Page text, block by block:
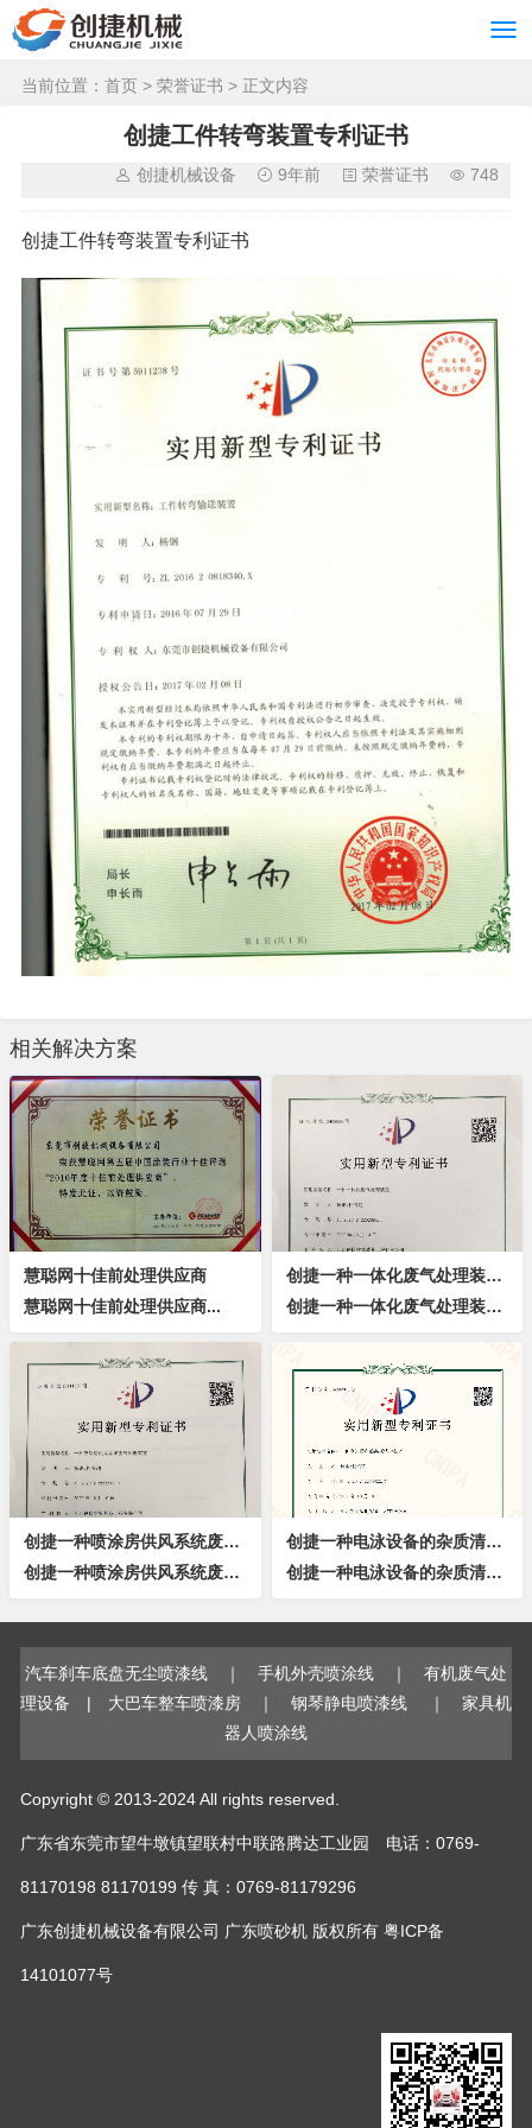
当前位置： 首页 > 荣誉证书 > 正文内容
创捷工件转弯装置专利证书
创捷机械设备 9年前 荣誉证书 748
创捷工件转弯装置专利证书
相关解决方案
慧聪网十佳前处理供应商
慧聪网十佳前处理供应商...
创捷一种一体化废气处理装置专利证书
创捷一种一体化废气处理装置专利证书...
创捷一种喷涂房供风系统废气处理装置专利证书
创捷一种喷涂房供风系统废气处理装置专利证书...
创捷一种电泳设备的杂质清理装置专利证书
创捷一种电泳设备的杂质清理装置专利证书...
汽车刹车底盘无尘喷漆线 ｜ 手机外壳喷涂线 ｜ 有机废气处
理设备 | 大巴车整车喷漆房 ｜ 钢琴静电喷漆线 ｜ 家具机
器人喷涂线
Copyright © 2013-2024 All rights reserved.
广东省东莞市望牛墩镇望联村中联路腾达工业园 电话：0769-
81170198 81170199 传 真：0769-81179296
广东创捷机械设备有限公司 广东喷砂机 版权所有 粤ICP备
14101077号